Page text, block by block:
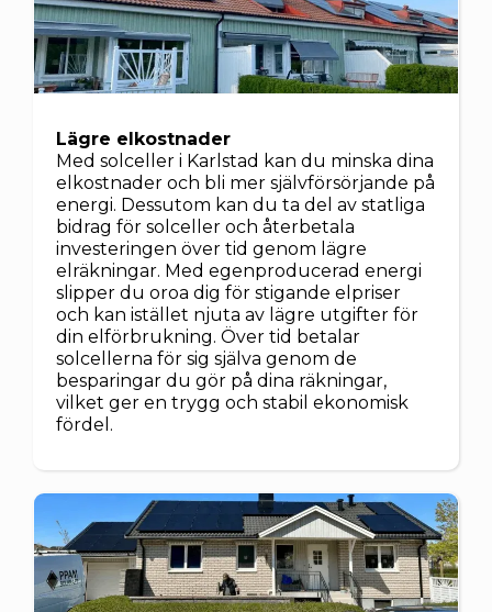
Lägre elkostnader
Med solceller i Karlstad kan du minska dina
elkostnader och bli mer självförsörjande på
energi. Dessutom kan du ta del av statliga
bidrag för solceller och återbetala
investeringen över tid genom lägre
elräkningar. Med egenproducerad energi
slipper du oroa dig för stigande elpriser
och kan istället njuta av lägre utgifter för
din elförbrukning. Över tid betalar
solcellerna för sig själva genom de
besparingar du gör på dina räkningar,
vilket ger en trygg och stabil ekonomisk
fördel.